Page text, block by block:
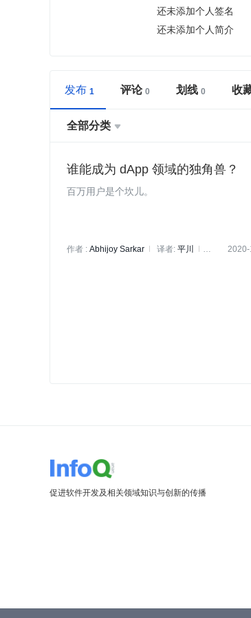
还未添加个人签名
还未添加个人简介
发布 评论 划线 收
全部分类 
谁能成为 dApp 领域的独角兽？
百万用户是个坎儿。
作者 : Abhijoy Sarkar 译者: 平川
促进软件开发及相关领域知识与创新的传播